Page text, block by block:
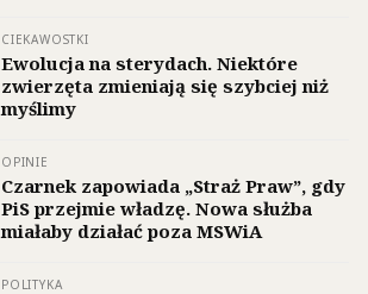
CIEKAWOSTKI
Ewolucja na sterydach. Niektóre
zwierzęta zmieniają się szybciej niż
myślimy
OPINIE
Czarnek zapowiada „Straż Praw”, gdy
PiS przejmie władzę. Nowa służba
miałaby działać poza MSWiA
POLITYKA